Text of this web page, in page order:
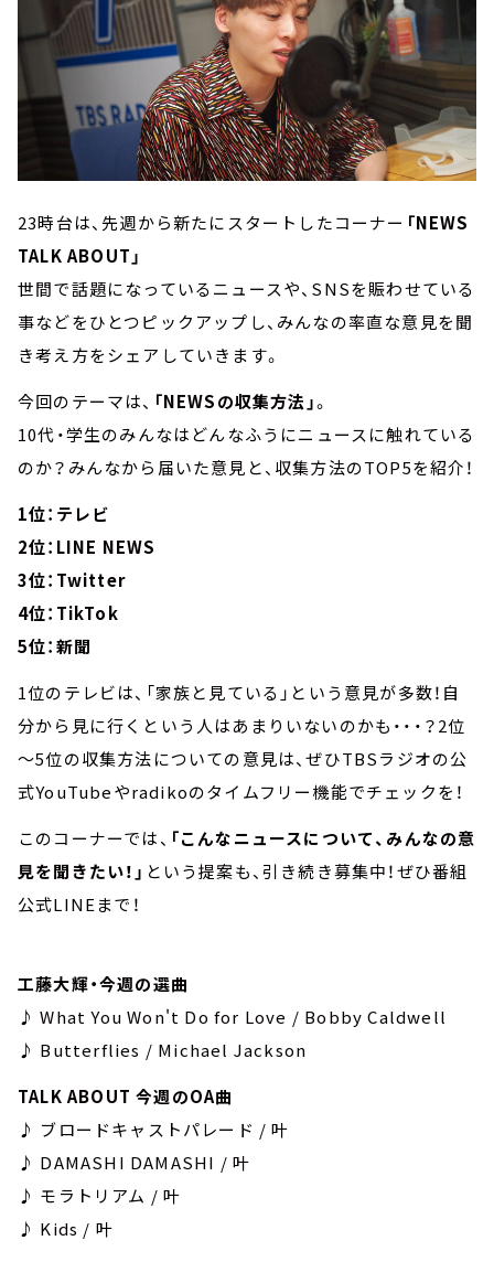
23時台は、先週から新たにスタートしたコーナー 「NEWS
TALK ABOUT」
世間で話題になっているニュースや、SNSを賑わせている
事などをひとつピックアップし、みんなの率直な意見を聞
き考え方をシェアしていきます。
今回のテーマは、 「NEWSの収集方法」。
10代・学生のみんなはどんなふうにニュースに触れている
のか？みんなから届いた意見と、収集方法のTOP5を紹介！
1位：テレビ
2位：LINE NEWS
3位：Twitter
4位：TikTok
5位：新聞
1位のテレビは、「家族と見ている」という意見が多数！自
分から見に行くという人はあまりいないのかも・・・？2位
～5位の収集方法についての意見は、ぜひTBSラジオの公
式YouTubeやradikoのタイムフリー機能でチェックを！
このコーナーでは、 「こんなニュースについて、みんなの意
見を聞きたい！」 という提案も、引き続き募集中！ぜひ番組
公式LINEまで！
工藤大輝・今週の選曲
♪ What You Won't Do for Love / Bobby Caldwell
♪ Butterflies / Michael Jackson
TALK ABOUT 今週のOA曲
♪ ブロードキャストパレード / 叶
♪ DAMASHI DAMASHI / 叶
♪ モラトリアム / 叶
♪ Kids / 叶